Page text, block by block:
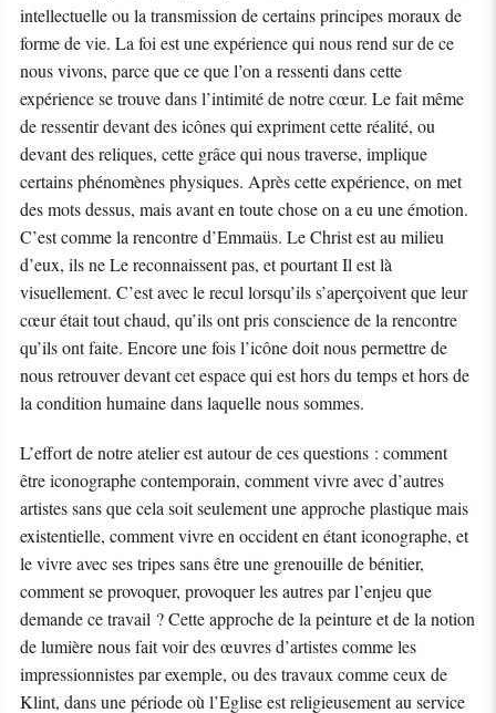
intellectuelle ou la transmission de certains principes moraux de
forme de vie. La foi est une expérience qui nous rend sur de ce
nous vivons, parce que ce que l’on a ressenti dans cette
expérience se trouve dans l’intimité de notre cœur. Le fait même
de ressentir devant des icônes qui expriment cette réalité, ou
devant des reliques, cette grâce qui nous traverse, implique
certains phénomènes physiques. Après cette expérience, on met
des mots dessus, mais avant en toute chose on a eu une émotion.
C’est comme la rencontre d’Emmaüs. Le Christ est au milieu
d’eux, ils ne Le reconnaissent pas, et pourtant Il est là
visuellement. C’est avec le recul lorsqu’ils s’aperçoivent que leur
cœur était tout chaud, qu’ils ont pris conscience de la rencontre
qu’ils ont faite. Encore une fois l’icône doit nous permettre de
nous retrouver devant cet espace qui est hors du temps et hors de
la condition humaine dans laquelle nous sommes.
L’effort de notre atelier est autour de ces questions : comment
être iconographe contemporain, comment vivre avec d’autres
artistes sans que cela soit seulement une approche plastique mais
existentielle, comment vivre en occident en étant iconographe, et
le vivre avec ses tripes sans être une grenouille de bénitier,
comment se provoquer, provoquer les autres par l’enjeu que
demande ce travail ? Cette approche de la peinture et de la notion
de lumière nous fait voir des œuvres d’artistes comme les
impressionnistes par exemple, ou des travaux comme ceux de
Klint, dans une période où l’Eglise est religieusement au service